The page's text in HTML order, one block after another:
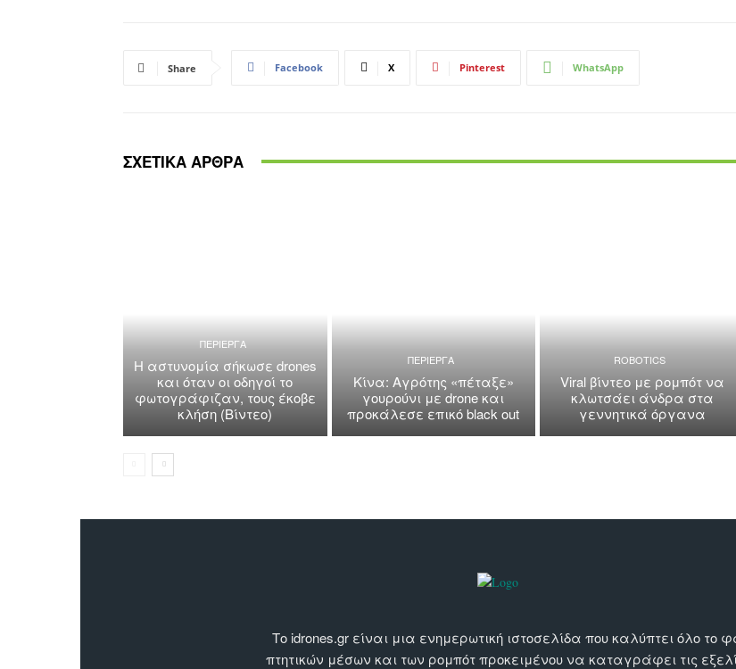
Share Facebook X Pinterest WhatsApp
ΣΧΕΤΙΚΑ ΑΡΘΡΑ
ΠΕΡΙΕΡΓΑ
Η αστυνομία σήκωσε drones
και όταν οι οδηγοί το
φωτογράφιζαν, τους έκοβε
κλήση (Βίντεο)
ΠΕΡΙΕΡΓΑ
Κίνα: Αγρότης «πέταξε»
γουρούνι με drone και
προκάλεσε επικό black out
ROBOTICS
Viral βίντεο με ρομπότ να
κλωτσάει άνδρα στα
γεννητικά όργανα
Το idrones.gr είναι μια ενημερωτική ιστοσελίδα που καλύπτει όλο
πτητικών μέσων και των ρομπότ προκειμένου να καταγράφει τις